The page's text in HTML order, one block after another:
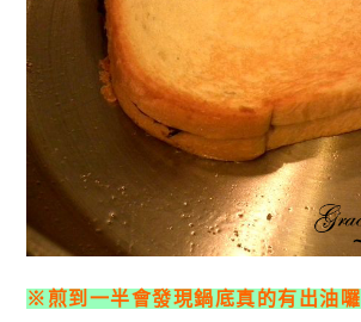
※煎到一半會發現鍋底真的有出油囉